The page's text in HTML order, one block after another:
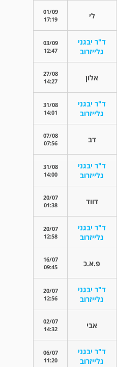
לי
01/09
17:19
ד"ר יבגני
גלייזרוב
03/09
12:47
אלון
27/08
14:27
ד"ר יבגני
גלייזרוב
31/08
14:01
דב
07/08
07:56
ד"ר יבגני
גלייזרוב
31/08
14:00
דווד
20/07
01:38
ד"ר יבגני
גלייזרוב
20/07
12:58
פ.א.כ
16/07
09:45
ד"ר יבגני
גלייזרוב
20/07
12:56
אבי
02/07
14:32
ד"ר יבגני
גלייזרוב
06/07
11:20